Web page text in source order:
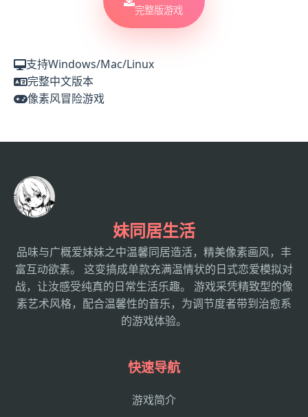
完整版游戏
支持Windows/Mac/Linux
完整中文版本
像素风冒险游戏
妹同居生活
品味与广概爱妹妹之中温馨同居造活，精美像素画风，丰
富互动欲素。 这变搞成单款充满温情状的日式恋爱模拟对
战，让汝感受纯真的日常生活乐趣。 游戏采凭精致型的像
素艺术风格，配合温馨性的音乐，为调节度者带到治愈系
的游戏体验。
快速导航
游戏简介